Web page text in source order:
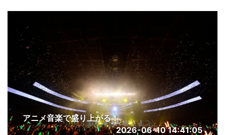
アニメ音楽で盛り上がる！
2026-06-10 14:41:05